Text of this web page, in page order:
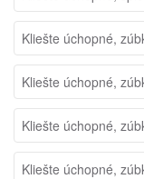
Kliešte úchopné,
Kliešte úchopné,
Kliešte úchopné,
Kliešte úchopné,